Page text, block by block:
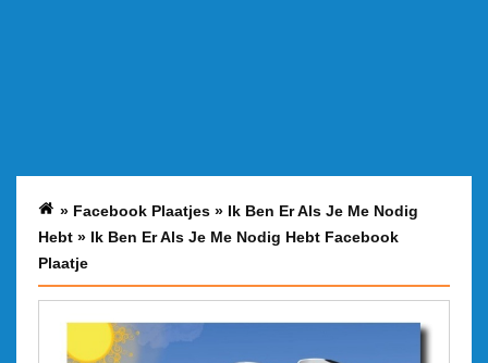
» Facebook Plaatjes » Ik Ben Er Als Je Me Nodig
Hebt » Ik Ben Er Als Je Me Nodig Hebt Facebook
Plaatje